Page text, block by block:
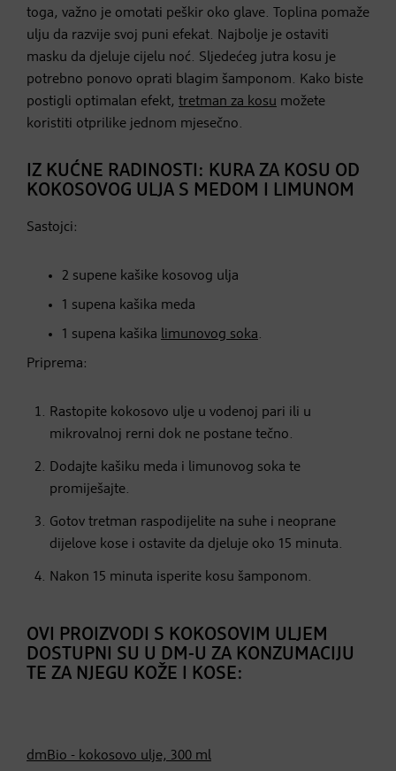
toga, važno je omotati peškir oko glave. Toplina pomaže
ulju da razvije svoj puni efekat. Najbolje je ostaviti
masku da djeluje cijelu noć. Sljedećeg jutra kosu je
potrebno ponovo oprati blagim šamponom. Kako biste
postigli optimalan efekt, tretman za kosu možete
koristiti otprilike jednom mjesečno.
IZ KUĆNE RADINOSTI: KURA ZA KOSU OD
KOKOSOVOG ULJA S MEDOM I LIMUNOM
Sastojci:
2 supene kašike kosovog ulja
1 supena kašika meda
1 supena kašika limunovog soka.
Priprema:
Rastopite kokosovo ulje u vodenoj pari ili u
mikrovalnoj rerni dok ne postane tečno.
Dodajte kašiku meda i limunovog soka te
promiješajte.
Gotov tretman raspodijelite na suhe i neoprane
dijelove kose i ostavite da djeluje oko 15 minuta.
Nakon 15 minuta isperite kosu šamponom.
OVI PROIZVODI S KOKOSOVIM ULJEM
DOSTUPNI SU U DM-U ZA KONZUMACIJU
TE ZA NJEGU KOŽE I KOSE:
dmBio - kokosovo ulje, 300 ml